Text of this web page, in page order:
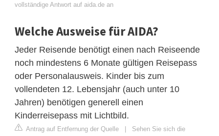
vollständige Antwort auf aida.de an
Welche Ausweise für AIDA?
Jeder Reisende benötigt einen nach Reiseende
noch mindestens 6 Monate gültigen Reisepass
oder Personalausweis. Kinder bis zum
vollendeten 12. Lebensjahr (auch unter 10
Jahren) benötigen generell einen
Kinderreisepass mit Lichtbild.
Antrag auf Entfernung der Quelle | Sehen Sie sich die